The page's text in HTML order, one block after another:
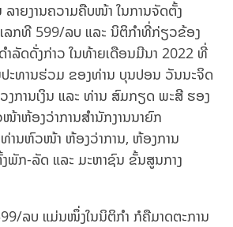
ລາຍງານຄວາມຄືບໜ້າ ໃນການຈັດຕັ້ງ
ລກທີ 599/ລບ ແລະ ນິຕິກຳທີ່ກ່ຽວຂ້ອງ
ລັດດັ່ງກ່າວ ໃນທ້າຍເດືອນມີນາ 2022 ທີ່
ປະທານຮ່ວມ ຂອງທ່ານ ບຸນປອນ ວັນນະຈິດ
ການເງິນ ແລະ ທ່ານ ສົມກຽດ ພະສີ ຮອງ
າຫ້ອງວ່າການສຳນັກງານນາຍົກ
ານຫົວໜ້າ ຫ້ອງວ່າການ, ຫ້ອງການ
ພັກ-ລັດ ແລະ ມະຫາຊົນ ຂັ້ນສູນກາງ
ລບ ແມ່ນໜຶ່ງໃນນິຕິກຳ ກໍຄືມາດຕະການ